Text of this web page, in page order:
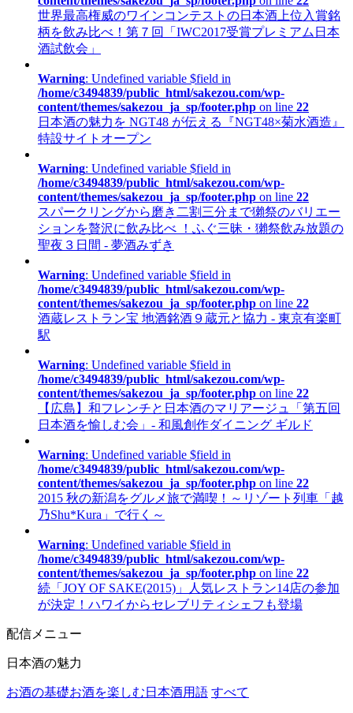
世界最高権威のワインコンテストの日本酒上位入賞銘
柄を飲み比べ！第７回「IWC2017受賞プレミアム日本
酒試飲会」
Warning: Undefined variable $field in
/home/c3494839/public_html/sakezou.com/wp-
content/themes/sakezou_ja_sp/footer.php on line 22
日本酒の魅力を NGT48 が伝える『NGT48×菊水酒造』
特設サイトオープン
Warning: Undefined variable $field in
/home/c3494839/public_html/sakezou.com/wp-
content/themes/sakezou_ja_sp/footer.php on line 22
スパークリングから磨き二割三分まで獺祭のバリエー
ションを贅沢に飲み比べ ！ふぐ三昧・獺祭飲み放題の
聖夜３日間 - 夢酒みずき
Warning: Undefined variable $field in
/home/c3494839/public_html/sakezou.com/wp-
content/themes/sakezou_ja_sp/footer.php on line 22
酒蔵レストラン宝 地酒銘酒９蔵元と協力 - 東京有楽町
駅
Warning: Undefined variable $field in
/home/c3494839/public_html/sakezou.com/wp-
content/themes/sakezou_ja_sp/footer.php on line 22
【広島】和フレンチと日本酒のマリアージュ「第五回
日本酒を愉しむ会」- 和風創作ダイニング ギルド
Warning: Undefined variable $field in
/home/c3494839/public_html/sakezou.com/wp-
content/themes/sakezou_ja_sp/footer.php on line 22
2015 秋の新潟をグルメ旅で満喫！～リゾート列車「越
乃Shu*Kura」で行く～
Warning: Undefined variable $field in
/home/c3494839/public_html/sakezou.com/wp-
content/themes/sakezou_ja_sp/footer.php on line 22
続「JOY OF SAKE(2015)」人気レストラン14店の参加
が決定！ハワイからセレブリティシェフも登場
配信メニュー
日本酒の魅力
お酒の基礎お酒を楽しむ 日本酒用語 すべて